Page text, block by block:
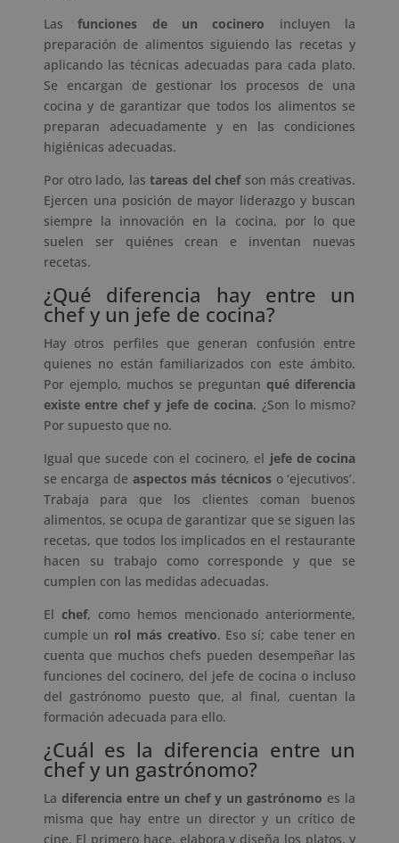
Lasfunciones de un cocinero incluyen la
preparación de alimentos siguiendo las recetas y
aplicando las técnicas adecuadas para cada plato.
Se encargan de gestionar los procesos de una
cocina y de garantizar que todos los alimentos se
preparan adecuadamente y en las condiciones
higiénicas adecuadas.
Por otro lado, lastareas del chefson más creativas.
Ejercen una posición de mayor liderazgo y buscan
siempre la innovación en la cocina, por lo que
suelen ser quiénes crean e inventan nuevas
recetas.
¿Qué diferencia hay entre un
chef y un jefe de cocina?
Hay otros perfiles que generan confusión entre
quienes no están familiarizados con este ámbito.
Por ejemplo, muchos se preguntanqué diferencia
existe entre chef y jefe de cocina. ¿Son lo mismo?
Por supuesto que no.
Igual que sucede con el cocinero, el jefe de cocina
se encarga de aspectos más técnicos o ‘ejecutivos’.
Trabaja para que los clientes coman buenos
alimentos, se ocupa de garantizar que se siguen las
recetas, que todos los implicados en el restaurante
hacen su trabajo como corresponde y que se
cumplen con las medidas adecuadas.
El chef, como hemos mencionado anteriormente,
cumple un rol más creativo. Eso sí; cabe tener en
cuenta que muchos chefs pueden desempeñar las
funciones del cocinero, del jefe de cocina o incluso
del gastrónomo puesto que, al final, cuentan la
formación adecuada para ello.
¿Cuál es la diferencia entre un
chef y un gastrónomo?
La diferencia entre un chef y un gastrónomo es la
misma que hay entre un director y un crítico de
cine. El primero hace, elabora y diseña los platos, y